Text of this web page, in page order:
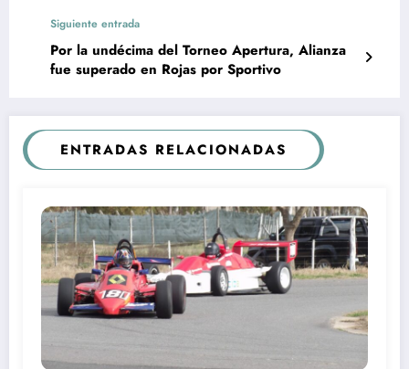
Siguiente entrada
Por la undécima del Torneo Apertura, Alianza
fue superado en Rojas por Sportivo
ENTRADAS RELACIONADAS